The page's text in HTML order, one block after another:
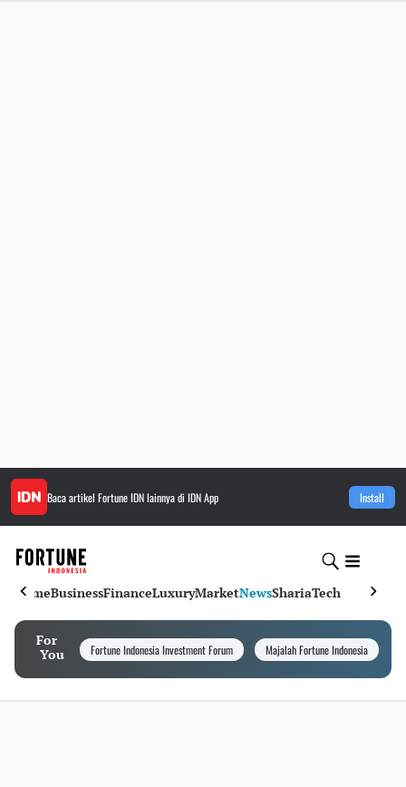
Baca artikel Fortune IDNlainnya di IDN App Install
HomeBusinessFinanceLuxuryMarketNewsShariaTech
For
You
Fortune Indonesia Investment Forum Majalah Fortune Indonesia